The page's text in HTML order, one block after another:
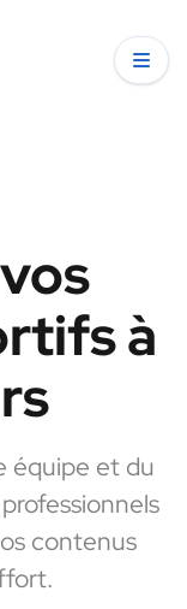
à
équipe et du
contenus